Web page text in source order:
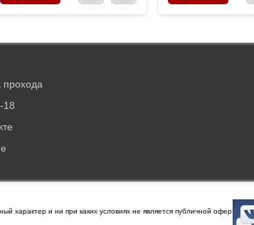
прохода
18
характер и ни при каких условиях не является публичной офертой,